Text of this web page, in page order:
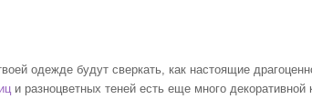
одежде будут сверкать, как настоящие
и разноцветных теней есть еще много